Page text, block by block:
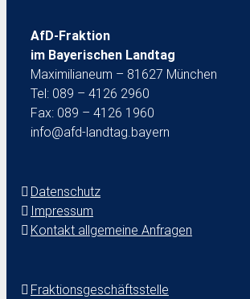
AfD-Fraktion
im Bayerischen Landtag
Maximilianeum – 81627 München
Tel: 089 – 4126 2960
Fax: 089 – 4126 1960
info@afd-landtag.bayern
Datenschutz
Impressum
Kontakt allgemeine Anfragen
Fraktionsgeschäftsstelle